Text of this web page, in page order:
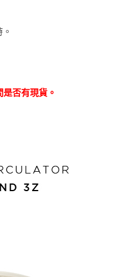
否有現貨。